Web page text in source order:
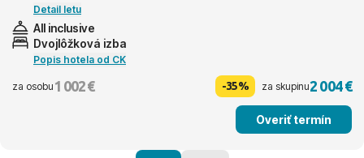
Detail letu
All inclusive
Dvojlôžková izba
Popis hotela od CK
za osobu 1 002 € -35% za skupinu2 004 €
Overiť termín